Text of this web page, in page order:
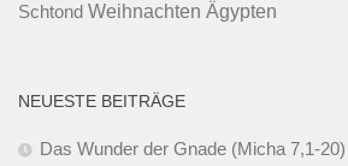
Schtond Weihnachten Ägypten
NEUESTE BEITRÄGE
Das Wunder der Gnade (Micha 7,1-20)